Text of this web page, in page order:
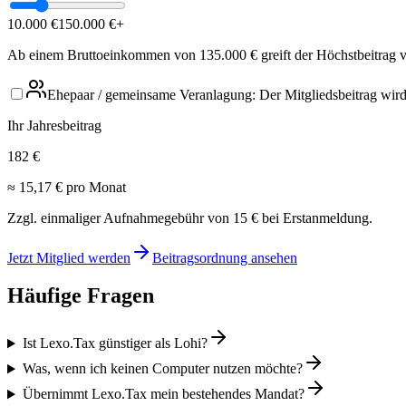
10.000 €150.000 €+
Ab einem Bruttoeinkommen von 135.000 € greift der Höchstbeitrag
Ehepaar / gemeinsame Veranlagung: Der Mitgliedsbeitrag
Ihr Jahresbeitrag
182 €
≈ 15,17 € pro Monat
Zzgl. einmaliger Aufnahmegebühr von 15 € bei Erstanmeldung.
Jetzt Mitglied werden Beitragsordnung ansehen
Häufige Fragen
Ist Lexo.Tax günstiger als Lohi?
Was, wenn ich keinen Computer nutzen möchte?
Übernimmt Lexo.Tax mein bestehendes Mandat?